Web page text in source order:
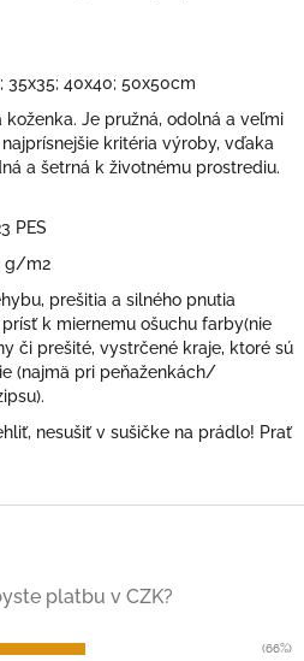
35x35; 40x40; 50x50cm
Je pružná, odolná a veľmi
kritéria výroby, vďaka
a šetrná k životnému prostrediu.
PES
g/m2
prešitia a silného pnutia
k miernemu ošuchu farby(nie
či prešité, vystrčené kraje, ktoré sú
(najmä pri peňaženkách/
nesušiť v sušičke na prádlo! Prať
platbu v CZK?
(66%)